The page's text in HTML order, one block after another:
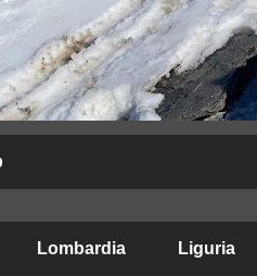
Lombardia Liguria